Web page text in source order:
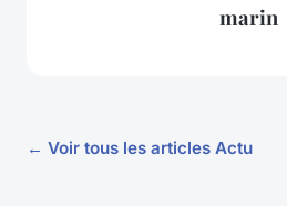
marin
← Voir tous les articles Actu